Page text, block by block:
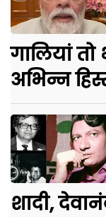
गालियां
अभिन्न
शादी,